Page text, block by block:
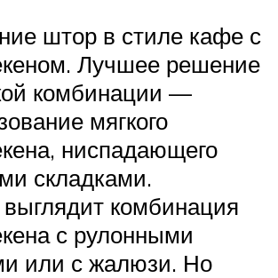
штор в стиле кафе с
Лучшее решение
комбинации —
мягкого
ниспадающего
складками.
комбинация
с рулонными
или с жалюзи. Но